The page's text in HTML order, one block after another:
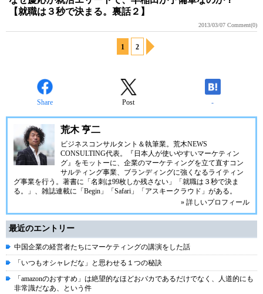
【就職は３秒で決まる。裏話２】
2013/03/07 Comment(0)
1 2
Share Post -
荒木 亨二
ビジネスコンサルタント＆執筆業。荒木NEWS
CONSULTING代表。『日本人が使いやすいマーケティン
グ』をモットーに、企業のマーケティングを立て直すコン
サルティング事業、ブランディングに強くなるライティン
グ事業を行う。著書に「名刺は99枚しか残さない」「就職は３秒で決ま
る。」、雑誌連載に「Begin」「Safari」「アスキークラウド」がある。
» 詳しいプロフィール
最近のエントリー
中国企業の経営者たちにマーケティングの講演をした話
「いつもオシャレだな」と思わせる１つの秘訣
「amazonのおすすめ」は絶望的なほどおバカであるだけでなく、人道的にも
非常識だなあ、という件